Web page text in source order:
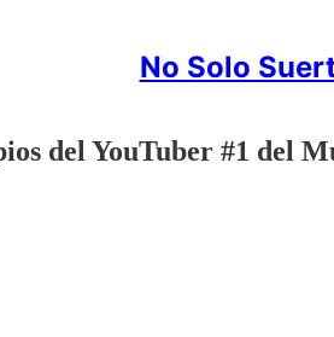
No Solo
del YouTuber #1 del